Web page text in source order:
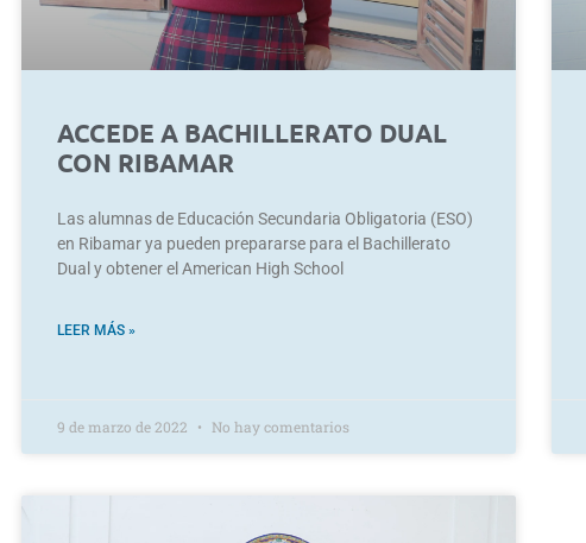
ACCEDE A BACHILLERATO DUAL
CON RIBAMAR
Las alumnas de Educación Secundaria Obligatoria (ESO)
en Ribamar ya pueden prepararse para el Bachillerato
Dual y obtener el American High School
LEER MÁS »
9 de marzo de 2022 No hay comentarios